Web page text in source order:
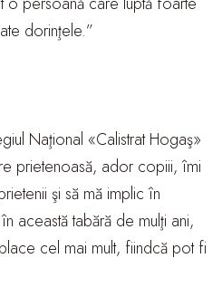
dorinţele.”
Naţional «Calistrat Hogaş»
prietenoasă, ador copiii, îmi
şi să mă implic în
această tabără de mulţi ani,
cel mai mult, fiindcă pot fi